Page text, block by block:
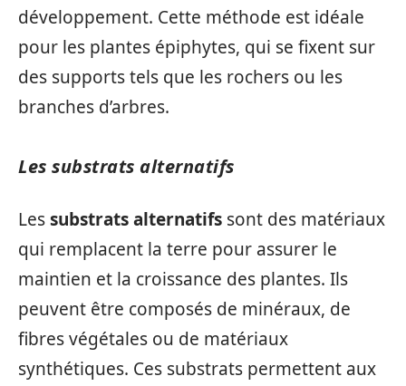
développement. Cette méthode est idéale
pour les plantes épiphytes, qui se fixent sur
des supports tels que les rochers ou les
branches d’arbres.
Les substrats alternatifs
Lessubstrats alternatifs sont des matériaux
qui remplacent la terre pour assurer le
maintien et la croissance des plantes. Ils
peuvent être composés de minéraux, de
fibres végétales ou de matériaux
synthétiques. Ces substrats permettent aux